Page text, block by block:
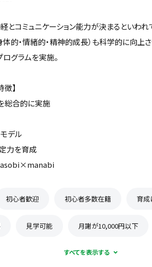
とコミュニケーション能力が決まるといわ
体的・情緒的・精神的成長）も科学的に向上
グラムを実施。
】
総合的に実施
デル
力を育成
asobi×manabi
初心者歓迎 初心者多数在籍 育成
見学可能 月謝が10,000円以下